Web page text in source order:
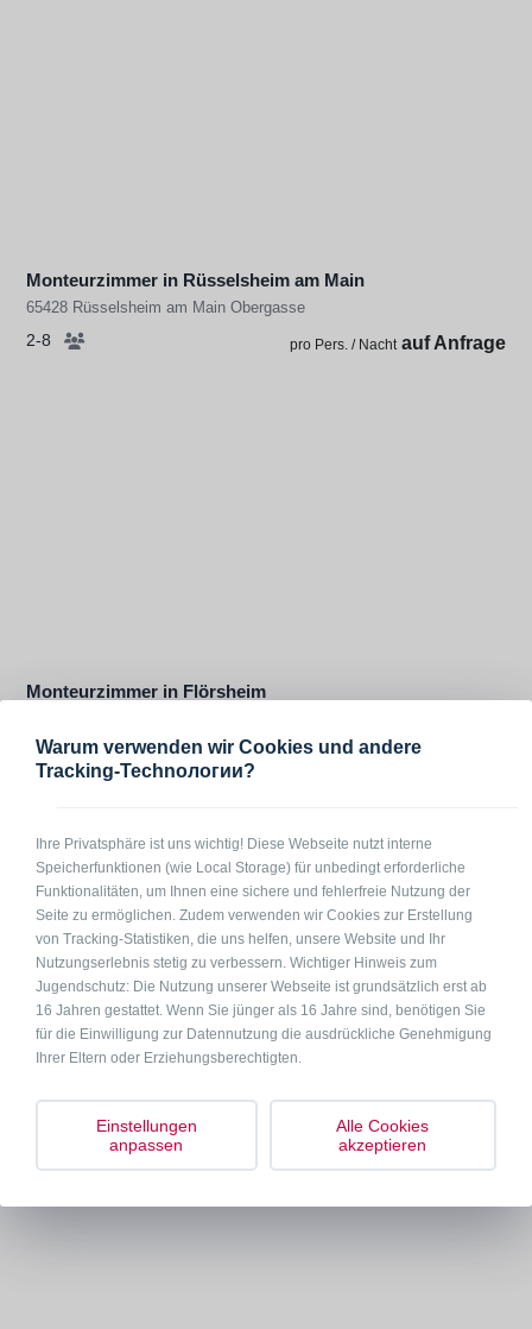
Monteurzimmer in Rüsselsheim am Main
65428 Rüsselsheim am Main Obergasse
2-8 pro Pers. / Nacht auf Anfrage
Monteurzimmer in Flörsheim
1-3 pro Pers. / Nacht auf Anfrage
Monteurzimmer in Trebur
65468 Trebur Feldbergstraße
pro Pers. / Nacht auf Anfrage
Warum verwenden wir Cookies und andere
Tracking-Technологии?
Ihre Privatsphäre ist uns wichtig! Diese Webseite nutzt interne
Speicherfunktionen (wie Local Storage) für unbedingt erforderliche
Funktionalitäten, um Ihnen eine sichere und fehlerfreie Nutzung der
Seite zu ermöglichen. Zudem verwenden wir Cookies zur Erstellung
von Tracking-Statistiken, die uns helfen, unsere Website und Ihr
Nutzungserlebnis stetig zu verbessern. Wichtiger Hinweis zum
Jugendschutz: Die Nutzung unserer Webseite ist grundsätzlich erst ab
16 Jahren gestattet. Wenn Sie jünger als 16 Jahre sind, benötigen Sie
für die Einwilligung zur Datennutzung die ausdrückliche Genehmigung
Ihrer Eltern oder Erziehungsberechtigten.
Einstellungen
anpassen
Alle Cookies
akzeptieren